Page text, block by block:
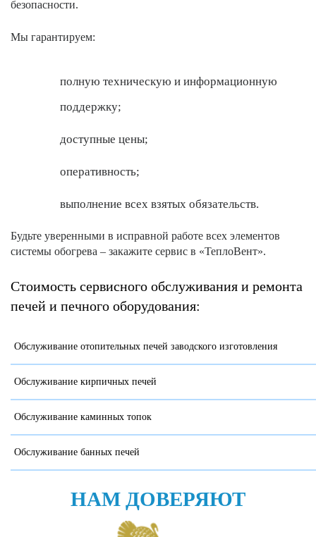
безопасности.
Мы гарантируем:
полную техническую и информационную
поддержку;
доступные цены;
оперативность;
выполнение всех взятых обязательств.
Будьте уверенными в исправной работе всех элементов
системы обогрева – закажите сервис в «ТеплоВент».
Стоимость сервисного обслуживания и ремонта
печей и печного оборудования:
Обслуживание отопительных печей заводского изготовления
Обслуживание кирпичных печей
Обслуживание каминных топок
Обслуживание банных печей
НАМ ДОВЕРЯЮТ